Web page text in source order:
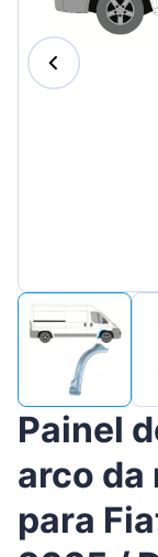
Painel
arco da
para